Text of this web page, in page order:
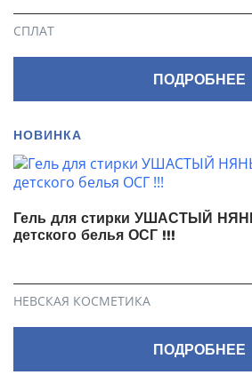
СПЛАТ
ПОДРОБНЕЕ
НОВИНКА
Гель для стирки УШАСТЫЙ
детского белья ОСГ !!!
НЕВСКАЯ КОСМЕТИКА
ПОДРОБНЕЕ